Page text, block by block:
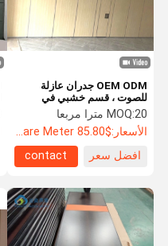
OEM ODM جدران عازلة
للصوت ، قسم خشبي في
القاعةMOQ:20 مترا مربعا
الأسعار:$85.80 Per Square Meter
افضل سعر
contact